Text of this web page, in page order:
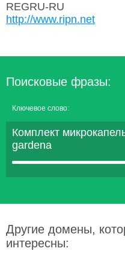
REGRU-RU
http://www.ripn.net
Поисковые фразы:
Ключевое слово:
Комплект
gardena
Другие домены,
интересны: